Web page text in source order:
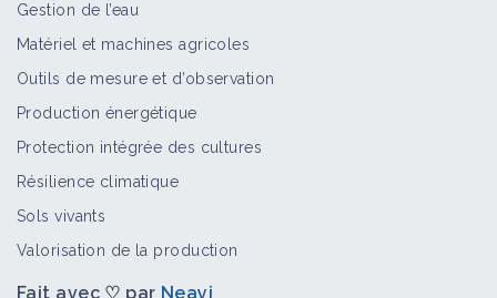
Gestion de l’eau
Matériel et machines agricoles
Outils de mesure et d’observation
Production énergétique
Protection intégrée des cultures
Résilience climatique
Sols vivants
Valorisation de la production
Fait avec ♡ par Neayi